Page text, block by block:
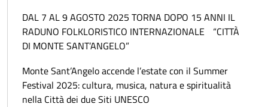
DAL 7 AL 9 AGOSTO 2025 TORNA DOPO 15 ANNI IL
RADUNO FOLKLORISTICO INTERNAZIONALE “CITTÀ
DI MONTE SANT’ANGELO”
Monte Sant’Angelo accende l’estate con il Summer
Festival 2025: cultura, musica, natura e spiritualità
nella Città dei due Siti UNESCO